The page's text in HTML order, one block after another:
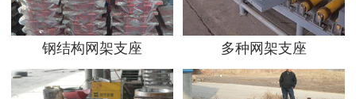
钢结构网架支座 多种网架支座